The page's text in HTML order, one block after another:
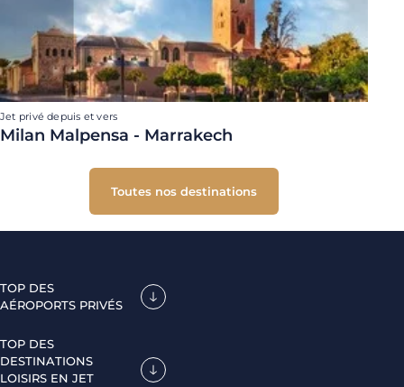
Jet privé depuis et vers
Milan Malpensa - Marrakech
Toutes nos destinations
TOP DES
AÉROPORTS PRIVÉS
TOP DES
DESTINATIONS
LOISIRS EN JET